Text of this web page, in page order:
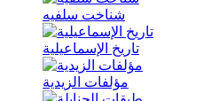
شناخت سلفیه
تاریخ الإسماعیلیة
مؤلفات الزیدیة